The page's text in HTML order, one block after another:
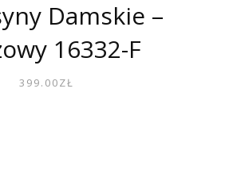
Damskie –
16332-F
399.00ZŁ